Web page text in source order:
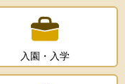
入園・入学